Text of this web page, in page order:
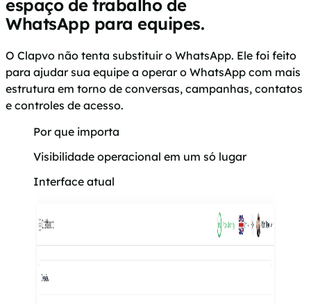
espaço de trabalho de
WhatsApp para equipes.
O Clapvo não tenta substituir o WhatsApp. Ele foi feito
para ajudar sua equipe a operar o WhatsApp com mais
estrutura em torno de conversas, campanhas, contatos
e controles de acesso.
Por que importa
Visibilidade operacional em um só lugar
Interface atual